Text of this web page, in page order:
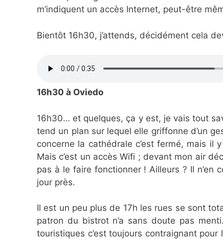
m’indiquent un accès Internet, peut-être
Bientôt 16h30, j’attends, décidément cela
16h30 à Oviedo
16h30… et quelques, ça y est, je vais tout
tend un plan sur lequel elle griffonne d’un
concerne la cathédrale c’est fermé, mais il
Mais c’est un accès Wifi ; devant mon air
pas à le faire fonctionner ! Ailleurs ? Il n’en
jour près.
Il est un peu plus de 17h les rues se sont
patron du bistrot n’a sans doute pas
touristiques c’est toujours contraignant